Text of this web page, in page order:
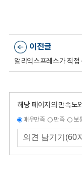
이전글
해당 페이지의 만족도
매우만족 만족 보